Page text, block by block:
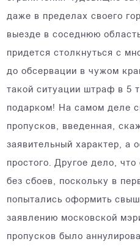
даже в пределах своего
выезде в соседнюю
придется столкнуться с
до обсервации в чужом
такой ситуации штраф в 5
подарком! На самом деле
пропусков, введенная,
заявительный характер, а
простого. Другое дело,
без сбоев, поскольку в
попытались оформить
заявлению московской
пропусков было